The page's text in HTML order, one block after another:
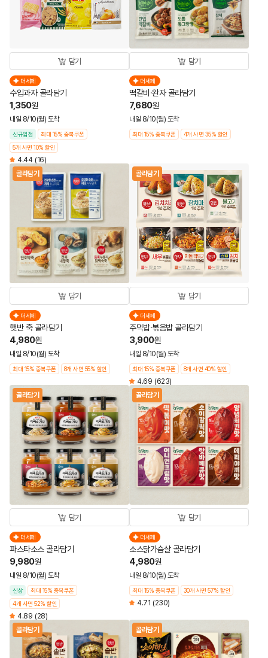
담기
더세페
수입과자 골라담기
1,350원
내일 8/10(월) 도착
신규입점
최대 15% 중복쿠폰
5개 사면 10% 할인
4.44 (16)
담기
더세페
떡갈비·완자 골라담기
7,680원
내일 8/10(월) 도착
최대 15% 중복쿠폰 4개 사면 35% 할인
골라담기
담기
더세페
햇반 죽 골라담기
4,980원
내일 8/10(월) 도착
최대 15% 중복쿠폰 8개 사면 55% 할인
골라담기
담기
더세페
주먹밥·볶음밥 골라담기
3,900원
내일 8/10(월) 도착
최대 15% 중복쿠폰 8개 사면 40% 할인
4.69 (623)
골라담기
담기
더세페
파스타소스 골라담기
9,980원
내일 8/10(월) 도착
신상
최대 15% 중복쿠폰
4개 사면 52% 할인
4.89 (28)
골라담기
담기
더세페
소스닭가슴살 골라담기
4,980원
내일 8/10(월) 도착
최대 15% 중복쿠폰 30개 사면 57% 할인
4.71 (230)
골라담기 골라담기